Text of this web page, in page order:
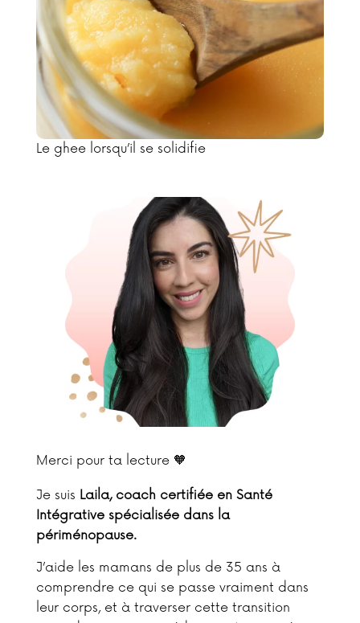
Le ghee lorsqu’il se solidifie
Merci pour ta lecture 🧡
Je suis Laila, coach certifiée en Santé
Intégrative spécialisée dans la
périménopause.
J’aide les mamans de plus de 35 ans à
comprendre ce qui se passe vraiment dans
leur corps, et à traverser cette transition